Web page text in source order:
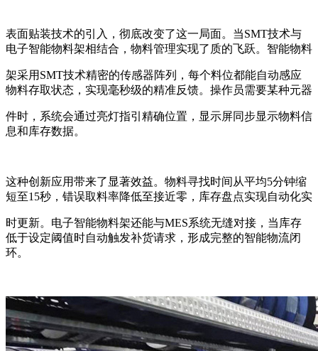
表面贴装技术的引入，彻底改变了这一局面。当SMT技术与
电子智能物料架相结合，物料管理实现了质的飞跃。智能物料
架采用SMT技术精密的传感器阵列，每个料位都能自动感应
物料存取状态，实现毫秒级的精准反馈。操作员需要某种元器
件时，系统会通过亮灯指引精确位置，显示屏同步显示物料信
息和库存数据。
这种创新应用带来了显著效益。物料寻找时间从平均5分钟缩
短至15秒，错误取料率降低至接近零，库存盘点实现自动化实
时更新。电子智能物料架还能与MES系统无缝对接，当库存
低于设定阈值时自动触发补货请求，形成完整的智能物流闭
环。